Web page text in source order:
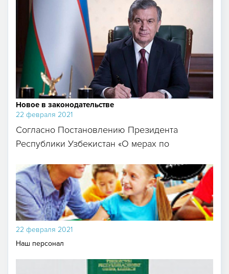
Новое в законодательстве
22 февраля 2021
Согласно Постановлению Президента
Республики Узбекистан «О мерах по
22 февраля 2021
Наш персонал